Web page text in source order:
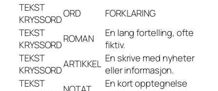
TEKST
KRYSSORDORD
FORKLARING
TEKST
KRYSSORDROMAN
En lang fortelling, ofte
fiktiv.
TEKST
KRYSSORDARTIKKEL En skrive med nyheter
eller informasjon.
TEKST
En kort opptegnelse